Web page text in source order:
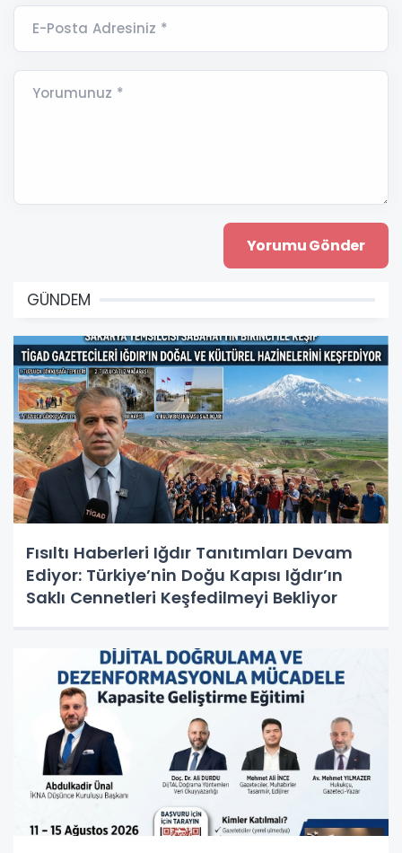
E-Posta Adresiniz *
Yorumunuz *
GÜNDEM
Fısıltı Haberleri Iğdır Tanıtımları Devam
Ediyor: Türkiye’nin Doğu Kapısı Iğdır’ın
Saklı Cennetleri Keşfedilmeyi Bekliyor